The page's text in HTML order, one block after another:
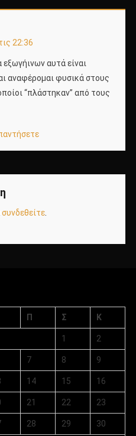
22:36
αυτά είναι
αναφέρομαι φυσικά στους
“πλάστηκαν” από τους
συνδεθείτε.
Π Σ Κ
1 2
7 8 9
14 15 16
21 22 23
28 29 30